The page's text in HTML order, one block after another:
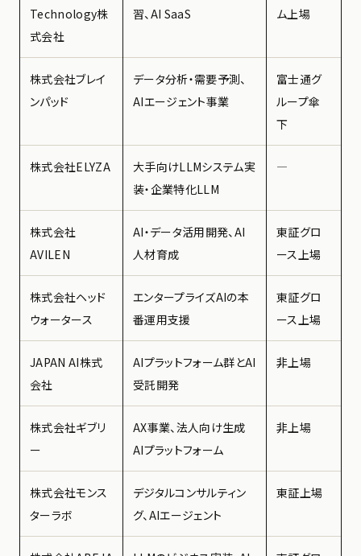
Technology株
式会社
習、AI SaaS
ム上場
株式会社ブレイ
ンパッド
データ分析・需要予測、
AIエージェント事業
富士通グ
ループ傘
下
株式会社ELYZA
大手向けLLMシステム実
装・企業特化LLM
―
株式会社
AVILEN
AI・データ活用開発、AI
人材育成
東証グロ
ース上場
株式会社ヘッド
ウォータース
エンタープライズAIの本
番運用支援
東証グロ
ース上場
JAPAN AI株式
会社
AIプラットフォーム群とAI
受託開発
非上場
株式会社ギブリ
ー
AX事業、法人向け生成
AIプラットフォーム
非上場
株式会社モンス
ターラボ
デジタルコンサルティン
グ、AIエージェント
東証上場